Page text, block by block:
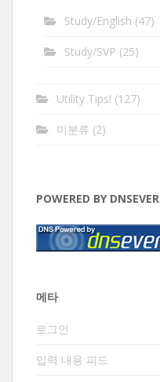
Study/English (47)
Study/SVP (25)
Utility Tips! (127)
미분류 (2)
POWERED BY DNSEVER
메타
로그인
입력 내용 피드